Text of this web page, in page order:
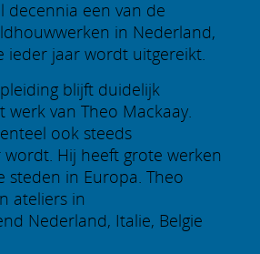
decennia een van de
in Nederland,
ieder jaar wordt uitgereikt.
blijft duidelijk
van Theo Mackaay.
ook steeds
Hij heeft grote werken
steden in Europa. Theo
ateliers in
Nederland, Italie, Belgie